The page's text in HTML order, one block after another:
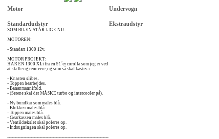
Motor Undervogn
Standardudstyr
SOM BILEN STÅR LIGE NU..
MOTOREN:
- Standart 1300 12v.
MOTOR PROJEKT:
HAR EN 1300 XLi fra en 91´er corolla som jeg er ved
at skille og renovere, og som så skal kastes i.
- Knasten slibes.
- Toppen bearbejdes.
- Bananmannifold.
- (Serene skal der MÅSKE turbo og intercooler på).
- Ny bundkar som males blå.
- Blokken males blå
- Toppen males blå.
- Gearkassen males blå.
- Ventildækslet skal poleres op.
- Indsugningen skal poleres op.
---------------------------------------------------------------------
Ekstraudstyr